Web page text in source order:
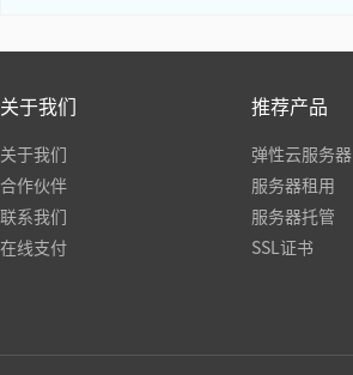
关于我们
关于我们
合作伙伴
联系我们
在线支付
推荐产品
弹性云服务器
服务器租用
服务器托管
SSL证书